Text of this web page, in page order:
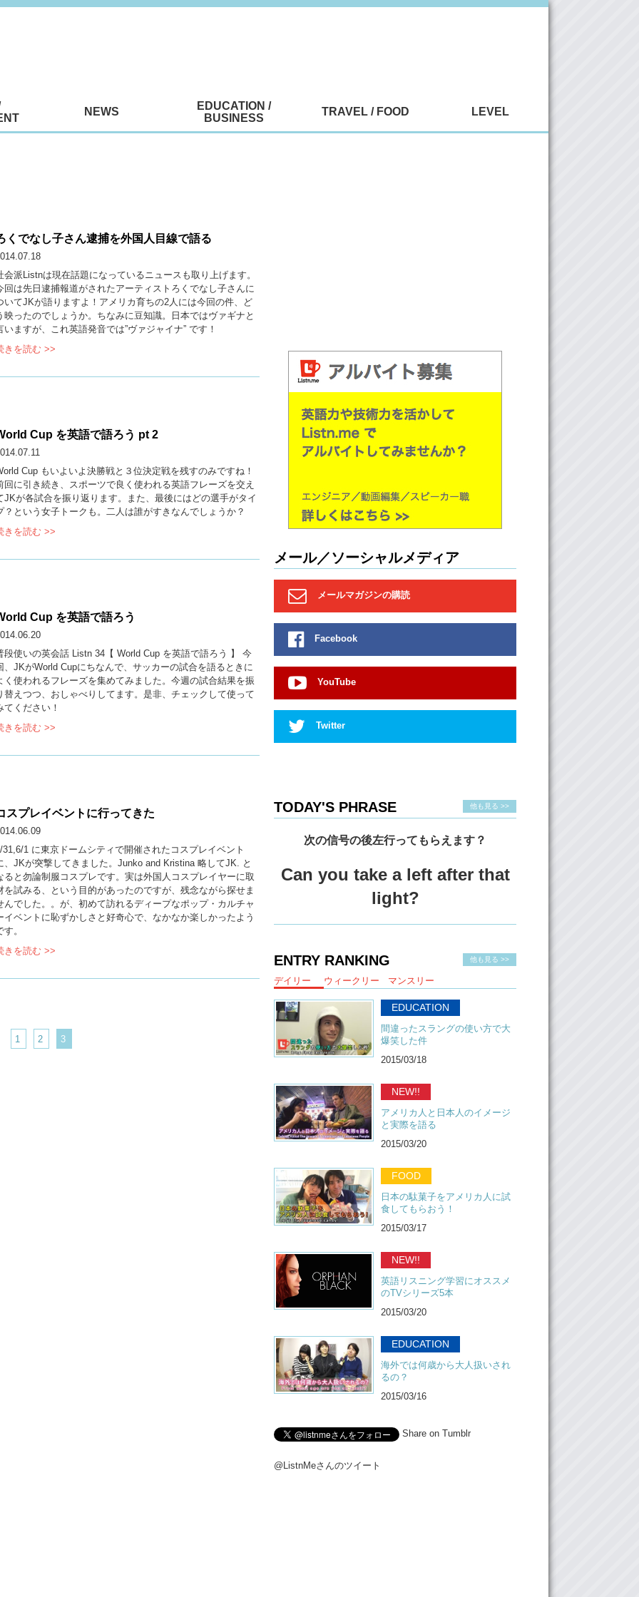
NEWS
EDUCATION /
BUSINESS
TRAVEL / FOOD LEVEL
くでなし子さん逮捕を外国人目線で語る
会派Listnは現在話題になっているニュースも取り上げます。
回は先日逮捕報道がされたアーティストろくでなし子さんに
いてJKが語りますよ！アメリカ育ちの2人には今回の件、ど
映ったのでしょうか。ちなみに豆知識。日本ではヴァギナと
いますが、これ英語発音では”ヴァジャイナ” です！
きを読む >>
Cup を英語で語ろう pt 2
Cup もいよいよ決勝戦と３位決定戦を残すのみですね！
回に引き続き、スポーツで良く使われる英語フレーズを交え
JKが各試合を振り返ります。また、最後にはどの選手がタイ
？という女子トークも。二人は誰がすきなんでしょうか？
きを読む >>
Cup を英語で語ろう
段使いの英会話 Listn 34【 World Cup を英語で語ろう 】 今
、JKがWorld Cupにちなんで、サッカーの試合を語るときに
く使われるフレーズを集めてみました。今週の試合結果を振
替えつつ、おしゃべりしてます。是非、チェックして使って
てください！
きを読む >>
スプレイベントに行ってきた
31,6/1 に東京ドームシティで開催されたコスプレイベント
、JKが突撃してきました。Junko and Kristina 略してJK. と
ると勿論制服コスプレです。実は外国人コスプレイヤーに取
を試みる、という目的があったのですが、残念ながら探せま
んでした。。が、初めて訪れるディープなポップ・カルチャ
イベントに恥ずかしさと好奇心で、なかなか楽しかったよう
す。
きを読む >>
1 2 3
メール／ソーシャルメディア
メールマガジンの購読
Facebook
YouTube
Twitter
他も見る >>
TODAY'S PHRASE
次の信号の後左行ってもらえます？
Can you take a left after that
light?
他も見る >>
ENTRY RANKING
デイリー ウィークリー マンスリー
EDUCATION
間違ったスラングの使い方で大
爆笑した件
2015/03/18
NEW!!
アメリカ人と日本人のイメージ
と実際を語る
2015/03/20
FOOD
日本の駄菓子をアメリカ人に試
食してもらおう！
2015/03/17
NEW!!
英語リスニング学習にオススメ
のTVシリーズ5本
2015/03/20
EDUCATION
海外では何歳から大人扱いされ
るの？
2015/03/16
Share on Tumblr
@ListnMeさんのツイート